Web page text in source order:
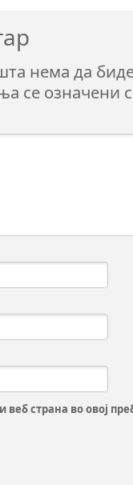
нема да
се означени
страна во овој